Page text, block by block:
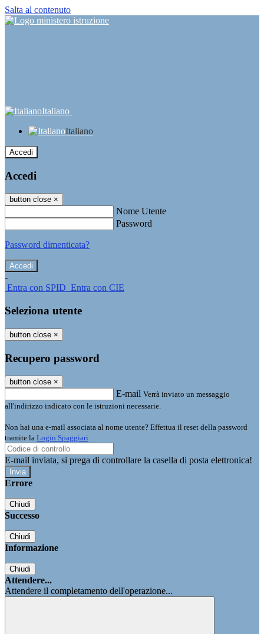
Salta al contenuto
Italiano
Italiano
Accedi
Accedi
button close ×
Nome Utente
Password
Password dimenticata?
-
Entra con SPID Entra con CIE
Seleziona utente
button close ×
Recupero password
button close ×
E-mail Verrà inviato un messaggio
all'indirizzo indicato con le istruzioni necessarie.
Non hai una e-mail associata al nome utente? Effettua il reset della password
tramite la Login Spaggiari
E-mail inviata, si prega di controllare la casella di posta elettronica!
Errore
Chiudi
Successo
Chiudi
Informazione
Chiudi
Attendere...
Attendere il completamento dell'operazione...